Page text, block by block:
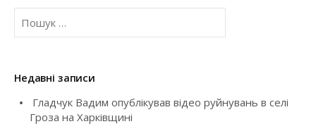
a
v
i
g
П
кНедавні записи
Гладчук Вадим опублікував відео руйнувань в селі
Гроза на Харківщині